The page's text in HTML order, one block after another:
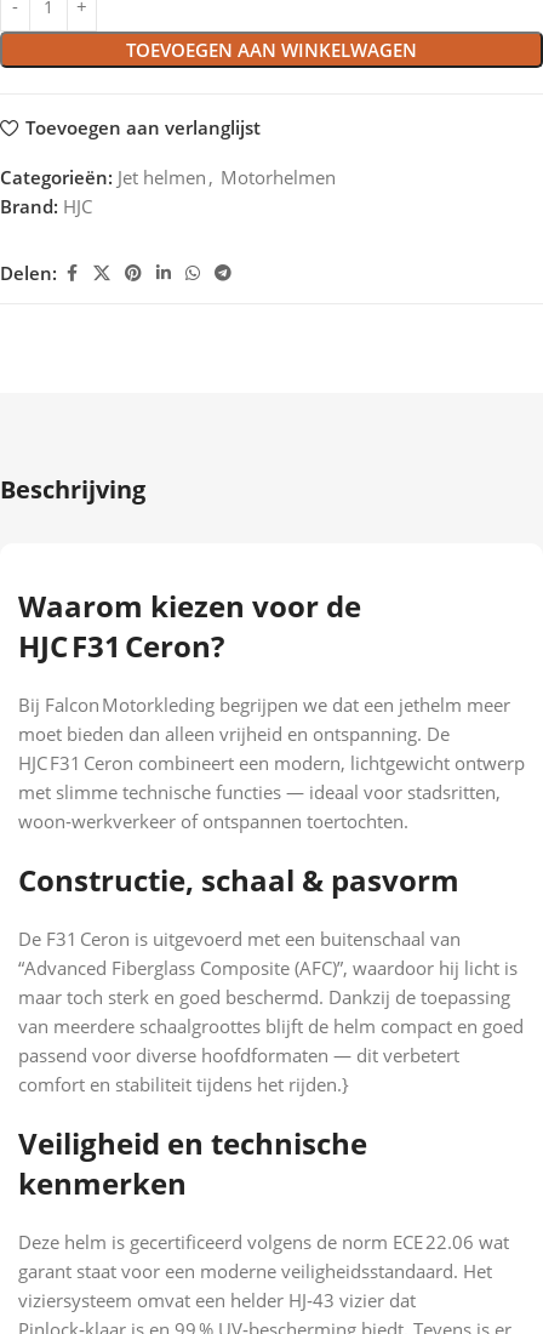
TOEVOEGEN AAN WINKELWAGEN
Toevoegen aan verlanglijst
Categorieën: Jet helmen , Motorhelmen
Brand: HJC
Delen:
Beschrijving
Waarom kiezen voor de
HJC F31 Ceron?
Bij Falcon Motorkleding begrijpen we dat een jethelm meer
moet bieden dan alleen vrijheid en ontspanning. De
HJC F31 Ceron combineert een modern, lichtgewicht ontwerp
met slimme technische functies — ideaal voor stadsritten,
woon‑werkverkeer of ontspannen toertochten.
Constructie, schaal & pasvorm
De F31 Ceron is uitgevoerd met een buitenschaal van
“Advanced Fiberglass Composite (AFC)”, waardoor hij licht is
maar toch sterk en goed beschermd. Dankzij de toepassing
van meerdere schaalgroottes blijft de helm compact en goed
passend voor diverse hoofdformaten — dit verbetert
comfort en stabiliteit tijdens het rijden.}
Veiligheid en technische
kenmerken
Deze helm is gecertificeerd volgens de norm ECE 22.06 wat
garant staat voor een moderne veiligheidsstandaard. Het
viziersysteem omvat een helder HJ‑43 vizier dat
Pinlock‑klaar is en 99 % UV‑bescherming biedt. Tevens is er